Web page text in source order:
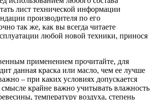
лист технической информации
производителя по его
так же, как вы всегда читаете
любой новой техники, принося
применением прочитайте, для
данная краска или масло, чем ее лучше
– при каких условиях допускается
крайне важно учитывать влажность
температуру воздуха, степень